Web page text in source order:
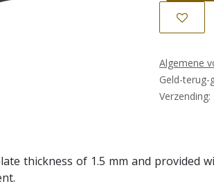
Algemene
Geld-terug-
thickness of 1.5 mm and provided